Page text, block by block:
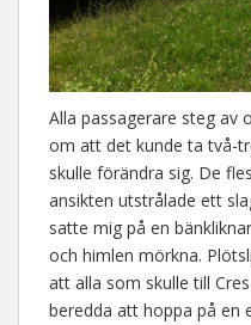
Alla passagerare steg av
om att det kunde ta två-
skulle förändra sig. De
ansikten utstrålade ett
satte mig på en
och himlen mörkna.
att alla som skulle till
beredda att hoppa på en